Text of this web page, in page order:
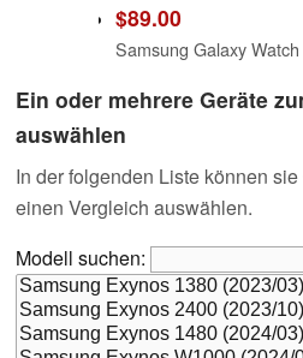
$89.00
Ein oder mehrere Geräte
auswählen
In der folgenden Liste können
einen Vergleich auswählen.
Modell suchen: